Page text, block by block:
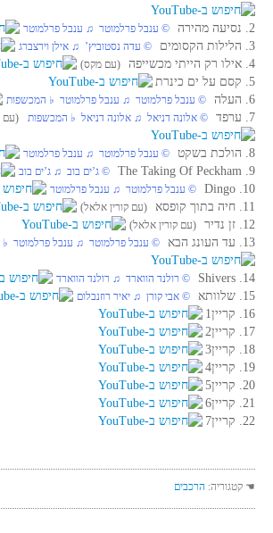
2. נסיעה מהירה © ענבל פרלמוטר ♫ ענבל פרלמוטר
3. הלילות הקסומים © עדה נסטוביץ’ ♫ אילן וירצברג
4. אילו רק הייתי מכשייפה (עם מקס)
5. קסם על ים כינרת
6. העלה
© ענבל פרלמוטר ♫ ענבל פרלמוטר ♭ המכשפות
7. ערפד © אלונה דניאל ♫ אלונה דניאל ♭ המכשפות (עם
8. הולכת בשקט © ענבל פרלמוטר ♫ ענבל פרלמוטר
9. The Taking Of Peckham © ג’ים בוב ♫ ג’ים בוב
10. Dingo © ענבל פרלמוטר ♫ ענבל פרלמוטר
11. חיה בתוך קופסא (עם קורין אלאל)
12. זן נדיר (עם קורין אלאל)
13. עד העונג הבא © ענבל פרלמוטר ♫ ענבל פרלמוטר ♭
14. Shivers © רולנד הווארד ♫ רולנד הווארד
15. שלוותא © אבי קורן ♫ יאיר רוזנבלום
16. קריין1
17. קריין2
18. קריין3
19. קריין4
20. קריין5
21. קריין6
22. קריין7
☚ קטגוריה: הרכבים